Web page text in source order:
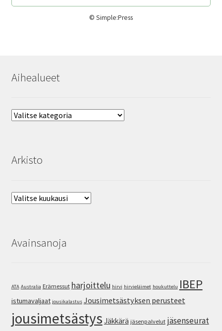
© Simple:Press
Aihealueet
Aihealueet
Arkisto
Arkisto
Avainsanoja
ATA Australia Erämessut harjoittelu hirvi hirvieläimet houkuttelu IBEP
istumavaljaat jousikalastus Jousimetsästyksen perusteet
jousimetsästys Jäkkärä jäsenpalvelut jäsenseurat